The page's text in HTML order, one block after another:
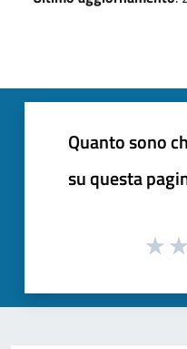
Quanto sono
su questa